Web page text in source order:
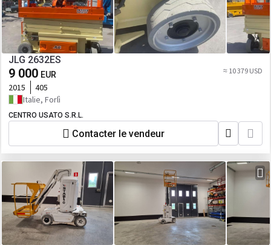
JLG 2632ES
9 000 EUR ≈ 10 379 USD
2015
405
Italie, Forlì
CENTRO USATO S.R.L.
Contacter le vendeur